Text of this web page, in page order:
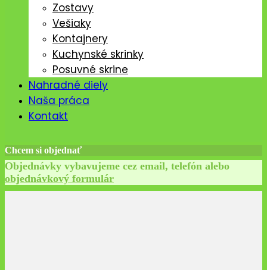
Zostavy
Vešiaky
Kontajnery
Kuchynské skrinky
Posuvné skrine
Nahradné diely
Naša práca
Kontakt
Chcem si objednať
Objednávky vybavujeme cez email, telefón alebo
objednávkový formulár